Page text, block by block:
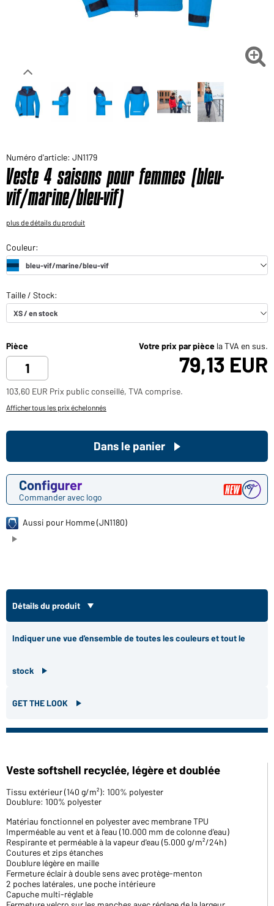
Voudriez-vous acheter des produits pour votre besoin

Numéro d'article: JN1179
Veste 4 saisons pour femmes (bleu-
vif/marine/bleu-vif)
plus de détails du produit
Pièce Votre prix par pièce la TVA en sus.
79,13 EUR
103,60 EUR Prix public conseillé, TVA comprise.
Afficher tous les prix échelonnés
Configurer
Commander avec logo
Dans le panier
Aussi pour Homme (JN1180)
Détails du produit
Indiquer une vue d'ensemble de toutes les couleurs et tout le
stock
GET THE LOOK
Veste softshell recyclée, légère et doublée
Tissu extérieur (140 g/m²): 100% polyester
Doublure: 100% polyester
Matériau fonctionnel en polyester avec membrane TPU
Imperméable au vent et à l'eau (10.000 mm de colonne d'eau)
Respirante et perméable à la vapeur d'eau (5.000 g/m²/24h)
Coutures et zips étanches
Doublure légère en maille
Fermeture éclair à double sens avec protège-menton
2 poches latérales, une poche intérieure
Capuche multi-réglable